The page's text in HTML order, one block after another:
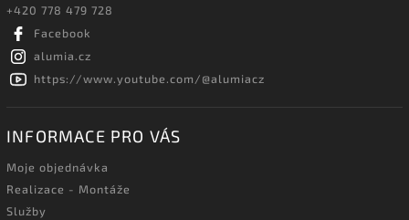
+420 778 479 728
Facebook
alumia.cz
https://www.youtube.com/@alumiacz
INFORMACE PRO VÁS
Moje objednávka
Realizace - Montáže
Služby